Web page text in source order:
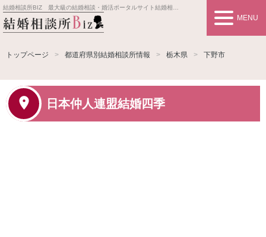
結婚相談所BIZ 最大級の結婚相談・婚活ポータルサイト結婚相談所事業者情報や婚活お見合いの悩み、対策を紹介します。
MENU
トップページ 都道府県別結婚相談所情報 栃木県 下野市
日本仲人連盟結婚四季